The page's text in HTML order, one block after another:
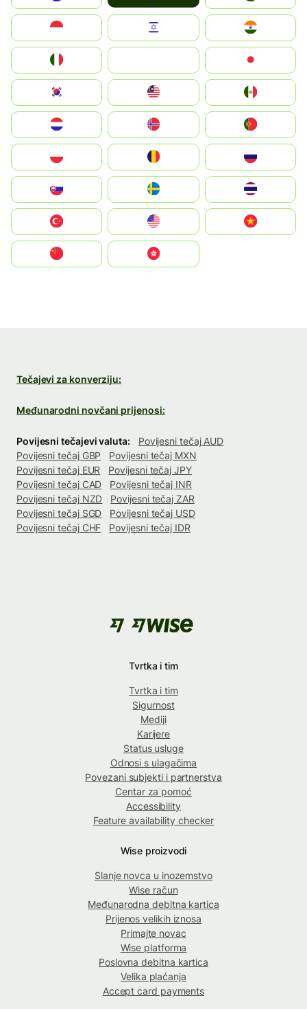
South Korea
United States
中國香港特別行政區
Tečajevi za konverziju:
Međunarodni novčani prijenosi:
Povijesni tečajevi valuta:
Povijesni tečaj AUD
Povijesni tečaj GBP
Povijesni tečaj MXN
Povijesni tečaj EUR
Povijesni tečaj JPY
Povijesni tečaj CAD
Povijesni tečaj INR
Povijesni tečaj NZD
Povijesni tečaj ZAR
Povijesni tečaj SGD
Povijesni tečaj USD
Povijesni tečaj CHF
Povijesni tečaj IDR
Tvrtka i tim
Tvrtka i tim
Sigurnost
Mediji
Karijere
Status usluge
Odnosi s ulagačima
Povezani subjekti i partnerstva
Centar za pomoć
Accessibility
Feature availability checker
Wise proizvodi
Slanje novca u inozemstvo
Wise račun
Međunarodna debitna kartica
Prijenos velikih iznosa
Primajte novac
Wise platforma
Poslovna debitna kartica
Velika plaćanja
Accept card payments